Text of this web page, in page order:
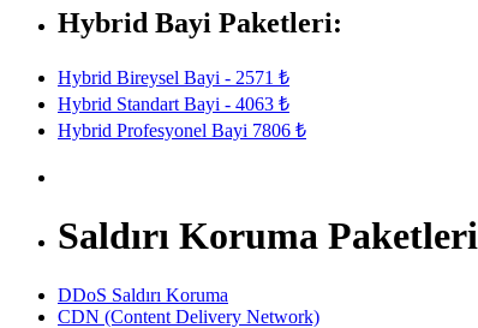
Hybrid Bayi Paketleri:
Hybrid Bireysel Bayi - 2571 ₺
Hybrid Standart Bayi - 4063 ₺
Hybrid Profesyonel Bayi 7806 ₺
Saldırı Koruma Paketleri
DDoS Saldırı Koruma
CDN (Content Delivery Network)